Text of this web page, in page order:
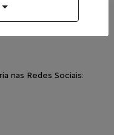
nas Redes Sociais: